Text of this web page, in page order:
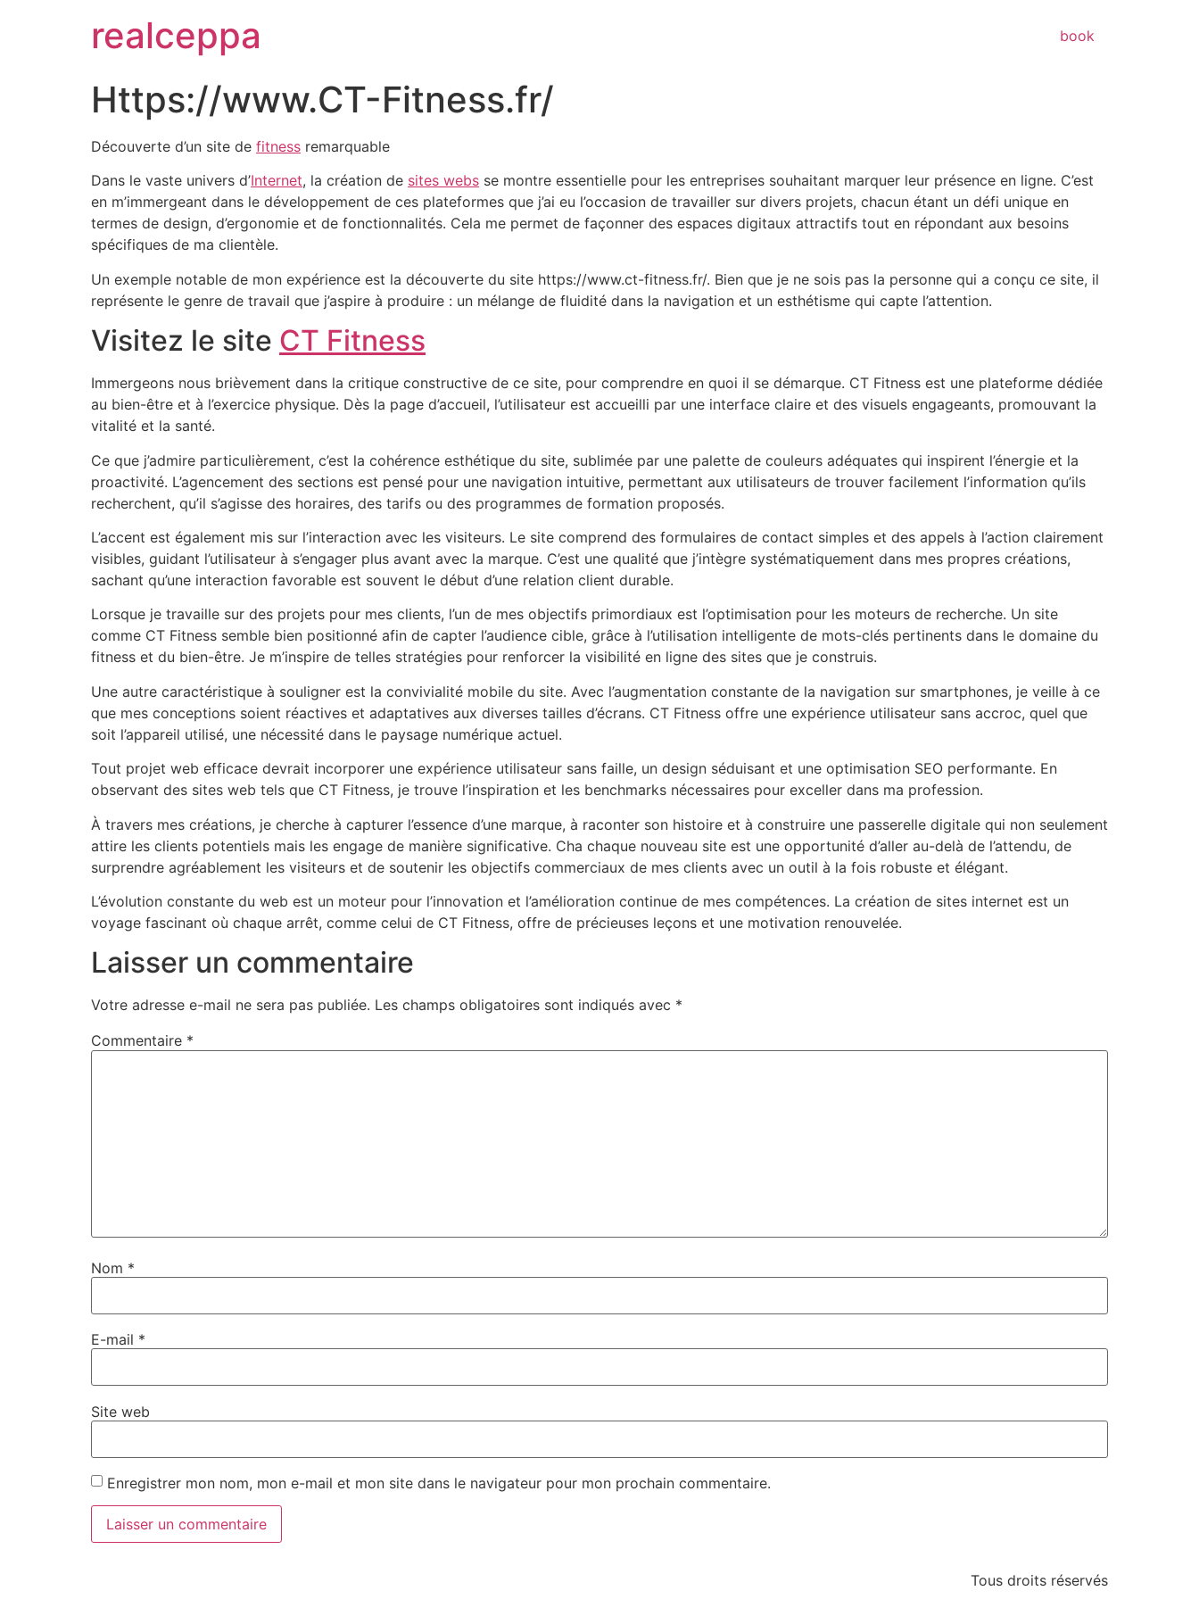
realceppa book
Https://www.CT-Fitness.fr/
Découverte d’un site de fitness remarquable
Dans le vaste univers d’Internet, la création de sites webs se montre essentielle pour les entreprises souhaitant marquer leur présence en ligne. C’est
en m’immergeant dans le développement de ces plateformes que j’ai eu l’occasion de travailler sur divers projets, chacun étant un défi unique en
termes de design, d’ergonomie et de fonctionnalités. Cela me permet de façonner des espaces digitaux attractifs tout en répondant aux besoins
spécifiques de ma clientèle.
Un exemple notable de mon expérience est la découverte du site https://www.ct-fitness.fr/. Bien que je ne sois pas la personne qui a conçu ce site, il
représente le genre de travail que j’aspire à produire : un mélange de fluidité dans la navigation et un esthétisme qui capte l’attention.
Visitez le site CT Fitness
Immergeons nous brièvement dans la critique constructive de ce site, pour comprendre en quoi il se démarque. CT Fitness est une plateforme dédiée
au bien-être et à l’exercice physique. Dès la page d’accueil, l’utilisateur est accueilli par une interface claire et des visuels engageants, promouvant la
vitalité et la santé.
Ce que j’admire particulièrement, c’est la cohérence esthétique du site, sublimée par une palette de couleurs adéquates qui inspirent l’énergie et la
proactivité. L’agencement des sections est pensé pour une navigation intuitive, permettant aux utilisateurs de trouver facilement l’information qu’ils
recherchent, qu’il s’agisse des horaires, des tarifs ou des programmes de formation proposés.
L’accent est également mis sur l’interaction avec les visiteurs. Le site comprend des formulaires de contact simples et des appels à l’action clairement
visibles, guidant l’utilisateur à s’engager plus avant avec la marque. C’est une qualité que j’intègre systématiquement dans mes propres créations,
sachant qu’une interaction favorable est souvent le début d’une relation client durable.
Lorsque je travaille sur des projets pour mes clients, l’un de mes objectifs primordiaux est l’optimisation pour les moteurs de recherche. Un site
comme CT Fitness semble bien positionné afin de capter l’audience cible, grâce à l’utilisation intelligente de mots-clés pertinents dans le domaine du
fitness et du bien-être. Je m’inspire de telles stratégies pour renforcer la visibilité en ligne des sites que je construis.
Une autre caractéristique à souligner est la convivialité mobile du site. Avec l’augmentation constante de la navigation sur smartphones, je veille à ce
que mes conceptions soient réactives et adaptatives aux diverses tailles d’écrans. CT Fitness offre une expérience utilisateur sans accroc, quel que
soit l’appareil utilisé, une nécessité dans le paysage numérique actuel.
Tout projet web efficace devrait incorporer une expérience utilisateur sans faille, un design séduisant et une optimisation SEO performante. En
observant des sites web tels que CT Fitness, je trouve l’inspiration et les benchmarks nécessaires pour exceller dans ma profession.
À travers mes créations, je cherche à capturer l’essence d’une marque, à raconter son histoire et à construire une passerelle digitale qui non seulement
attire les clients potentiels mais les engage de manière significative. Cha chaque nouveau site est une opportunité d’aller au-delà de l’attendu, de
surprendre agréablement les visiteurs et de soutenir les objectifs commerciaux de mes clients avec un outil à la fois robuste et élégant.
L’évolution constante du web est un moteur pour l’innovation et l’amélioration continue de mes compétences. La création de sites internet est un
voyage fascinant où chaque arrêt, comme celui de CT Fitness, offre de précieuses leçons et une motivation renouvelée.
Laisser un commentaire
Votre adresse e-mail ne sera pas publiée. Les champs obligatoires sont indiqués avec *
Commentaire *
Nom *
E-mail *
Site web
Enregistrer mon nom, mon e-mail et mon site dans le navigateur pour mon prochain commentaire.
Tous droits réservés